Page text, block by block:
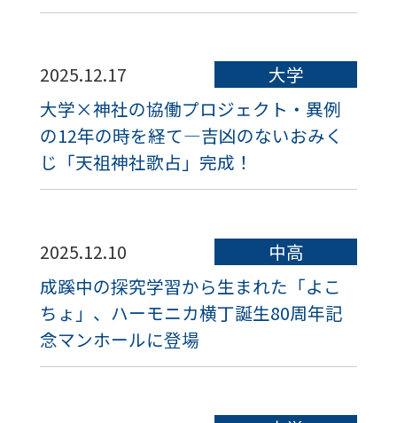
2025.12.17
大学
大学×神社の協働プロジェクト・異例
の12年の時を経て―吉凶のないおみく
じ「天祖神社歌占」完成！
2025.12.10
中高
成蹊中の探究学習から生まれた「よこ
ちょ」、ハーモニカ横丁誕生80周年記
念マンホールに登場